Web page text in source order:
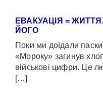
ЕВАКУАЦІЯ =
ЙОГО
Поки ми доїдали
«Мороку» загинув
військові цифри. Це
[…]